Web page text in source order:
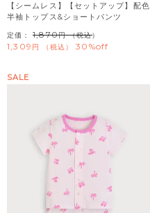
【シームレス】【セットアップ】配色
半袖トップス&ショートパンツ
定価： 1,870 （税込）
1,309 税込 30%off
SALE